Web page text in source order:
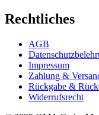
Rechtliches
AGB
Impressum
Zahlung &
Rückgabe &
Widerrufsrecht